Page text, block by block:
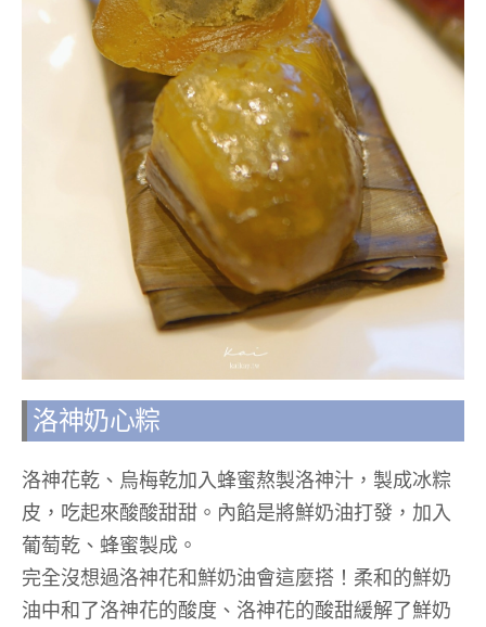
洛神奶心粽
洛神花乾、烏梅乾加入蜂蜜熬製洛神汁，製成冰粽
皮，吃起來酸酸甜甜。內餡是將鮮奶油打發，加入
葡萄乾、蜂蜜製成。
完全沒想過洛神花和鮮奶油會這麼搭！柔和的鮮奶
油中和了洛神花的酸度、洛神花的酸甜緩解了鮮奶